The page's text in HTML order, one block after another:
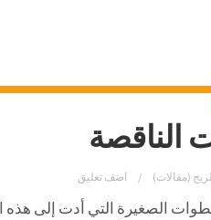
الناقصة
(مقالات) اضف تعليق
الصغيرة التي أدت إلى هذه